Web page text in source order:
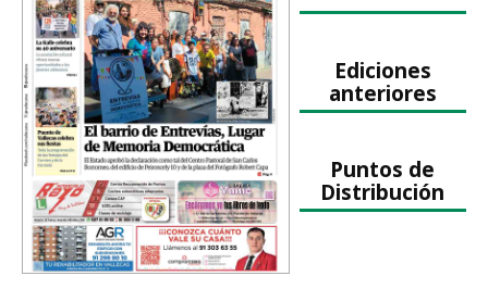
Ediciones
anteriores
Puntos de
Distribución